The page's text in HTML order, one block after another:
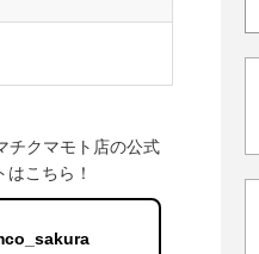
チクマモト店の公式
こちら！